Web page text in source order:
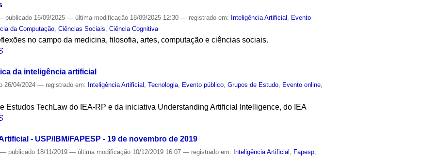
publicado 16/09/2025— última modificação 18/09/2025 12:30— registrado em: Inteligência Artificial , Evento
da Computação,Ciências Sociais,Ciência Cognitiva
no campo da medicina, filosofia, artes, computação e ciências sociais.
da inteligência artificial
26/04/2024— registrado em: Inteligência Artificial ,Tecnologia Evento público ,Grupos de Estudo Evento online
Estudos TechLaw do IEA-RP e da iniciativa Understanding Artificial Intelligence, do IEA
- USP/IBM/FAPESP - 19 de novembro de 2019
— publicado 18/11/2019— última modificação 10/12/2019 16:07— registrado em: Inteligência Artificial Fapesp